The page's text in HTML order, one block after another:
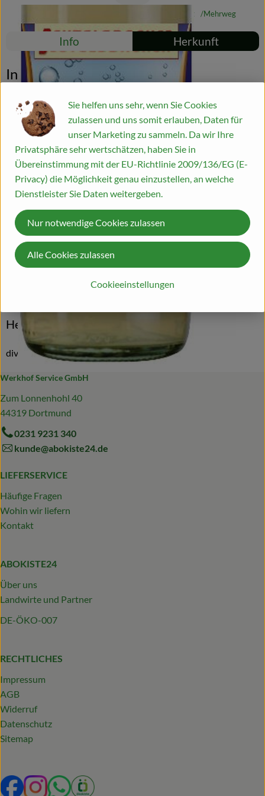
Blog
19% MwSt Mehrweg
Rezepte
Info Herkunft
Entdecke passende RezepteEs wurden
Info
nicht kühlpflichtig
Produktinformationen
Zutaten
Produktdatenblatt
Hersteller: BEU
diverse Herkünfte
Werkhof Service GmbH
Zum Lonnenhohl 40
44319 Dortmund
0231 9231 340
kunde@abokiste24.de
LIEFERSERVICE
Häufige Fragen
Wohin wir liefern
Kontakt
ABOKISTE24
Über uns
Landwirte und Partner
DE-ÖKO-007
RECHTLICHES
Impressum
AGB
Widerruf
Datenschutz
Sitemap
Externer Link zu https://www.facebook.com/
Externer Link zu https://www.instagram.com/
Externer Link zu https://wa.me/492319231340
Externer Link zu https://
Sie helfen uns sehr, wenn Sie Cookies
zulassen und uns somit erlauben, Daten für
unser Marketing zu sammeln. Da wir Ihre
Privatsphäre sehr wertschätzen, haben Sie in
Übereinstimmung mit der EU-Richtlinie 2009/136/EG (E-
Privacy) die Möglichkeit genau einzustellen, an welche
Dienstleister Sie Daten weitergeben.
Cookieeinstellungen
Nur notwendige Cookies zulassen
Alle Cookies zulassen